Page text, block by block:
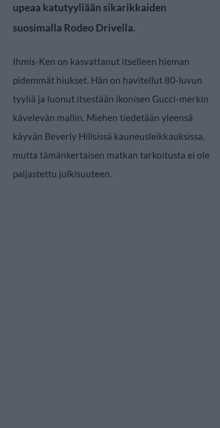
upeaa katutyyliään sikarikkaiden
suosimalla Rodeo Drivella.
Ihmis-Ken on kasvattanut itselleen hieman
pidemmät hiukset. Hän on havitellut 80-luvun
tyyliä ja luonut itsestään ikonisen Gucci-merkin
kävelevän mallin. Miehen tiedetään yleensä
käyvän Beverly Hillsissä kauneusleikkauksissa,
mutta tämänkertaisen matkan tarkoitusta ei ole
paljastettu julkisuuteen.